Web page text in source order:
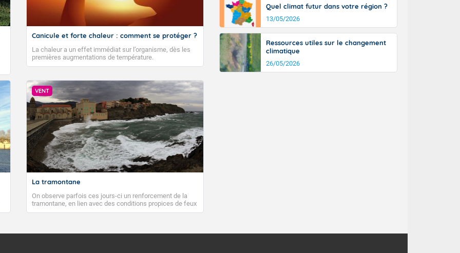
Canicule et forte chaleur : comment se protéger ?
La chaleur a un effet immédiat sur l’organisme, dès les
premières augmentations de température.
VENT
La tramontane
On observe parfois ces jours-ci un renforcement de la
tramontane, en lien avec des conditions propices de feux
de forêt. Mais qu'est-ce que la tramontane ? Quelles sont
à nord-ouest, dans un secteur qui part du Roussillon à la
Quel climat futur dans votre région ?
13/05/2026
Ressources utiles sur le changement
climatique
26/05/2026